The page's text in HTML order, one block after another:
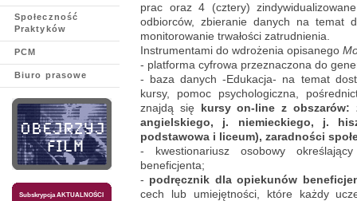
Społeczność
Praktyków
PCM
Biuro prasowe
Subskrypcja AKTUALNOŚCI
prac oraz 4 (cztery)
odbiorców, zbieranie danych na temat
monitorowanie trwałości zatrudnienia.
Instrumentami do wdrożenia opisanego
- platforma cyfrowa przeznaczona do
- baza danych -Edukacja- na temat
kursy, pomoc psychologiczna,
znajdą się kursy on-line z obszarów:
angielskiego, j. niemieckiego, j.
podstawowa i liceum), zaradności
- kwestionariusz osobowy
beneficjenta;
- podręcznik dla opiekunów
cech lub umiejętności, które każdy